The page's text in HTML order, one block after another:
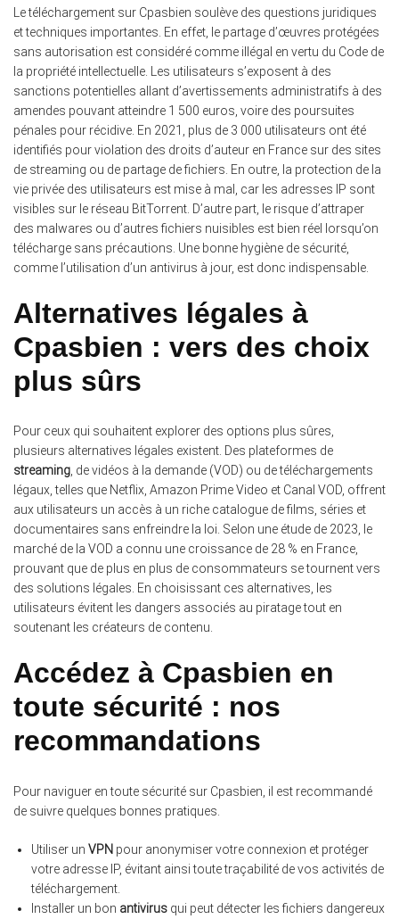
Le téléchargement sur Cpasbien soulève des questions juridiques
et techniques importantes. En effet, le partage d’œuvres protégées
sans autorisation est considéré comme illégal en vertu du Code de
la propriété intellectuelle. Les utilisateurs s’exposent à des
sanctions potentielles allant d’avertissements administratifs à des
amendes pouvant atteindre 1 500 euros, voire des poursuites
pénales pour récidive. En 2021, plus de 3 000 utilisateurs ont été
identifiés pour violation des droits d’auteur en France sur des sites
de streaming ou de partage de fichiers. En outre, la protection de la
vie privée des utilisateurs est mise à mal, car les adresses IP sont
visibles sur le réseau BitTorrent. D’autre part, le risque d’attraper
des malwares ou d’autres fichiers nuisibles est bien réel lorsqu’on
télécharge sans précautions. Une bonne hygiène de sécurité,
comme l’utilisation d’un antivirus à jour, est donc indispensable.
Alternatives légales à
Cpasbien : vers des choix
plus sûrs
Pour ceux qui souhaitent explorer des options plus sûres,
plusieurs alternatives légales existent. Des plateformes de
streaming , de vidéos à la demande (VOD) ou de téléchargements
légaux, telles que Netflix, Amazon Prime Video et Canal VOD, offrent
aux utilisateurs un accès à un riche catalogue de films, séries et
documentaires sans enfreindre la loi. Selon une étude de 2023, le
marché de la VOD a connu une croissance de 28 % en France,
prouvant que de plus en plus de consommateurs se tournent vers
des solutions légales. En choisissant ces alternatives, les
utilisateurs évitent les dangers associés au piratage tout en
soutenant les créateurs de contenu.
Accédez à Cpasbien en
toute sécurité : nos
recommandations
Pour naviguer en toute sécurité sur Cpasbien, il est recommandé
de suivre quelques bonnes pratiques.
Utiliser un VPN pour anonymiser votre connexion et protéger
votre adresse IP, évitant ainsi toute traçabilité de vos activités de
téléchargement.
Installer un bon antivirus qui peut détecter les fichiers dangereux